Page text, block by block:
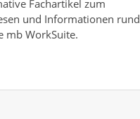
Fachartikel zum
und Informationen rund
mb WorkSuite.